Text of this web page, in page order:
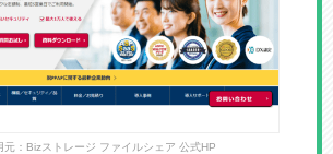
元：Bizストレージ ファイルシェア 公式HP